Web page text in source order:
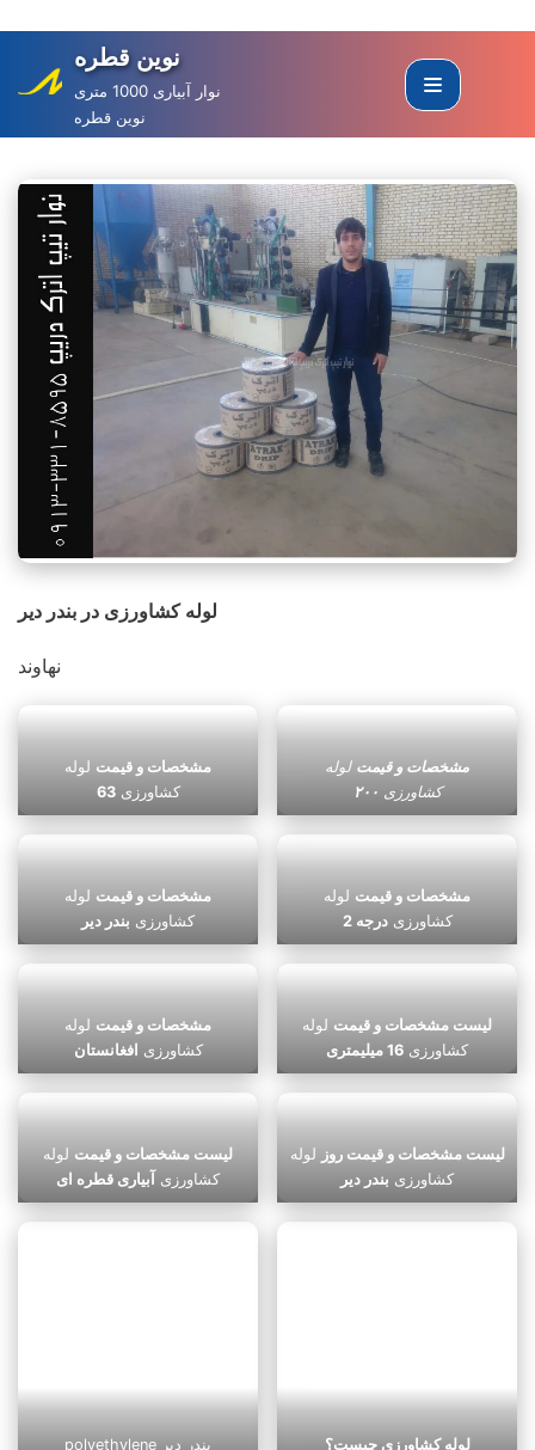
to
content
نوین قطره
نوار آبیاری 1000 متری
نوین قطره
لوله کشاورزی در بندر دیر
نهاوند
مشخصات و قیمت لوله
کشاورزی63
مشخصات و قیمت لوله
کشاورزی ۲۰۰
مشخصات و قیمت لوله
کشاورزی بندر دیر
مشخصات و قیمت لوله
کشاورزیدرجه 2
مشخصات و قیمت لوله
کشاورزی افغانستان
لیست مشخصات و قیمت لوله
کشاورزی 16 میلیمتری
لیست مشخصات و قیمت لوله
کشاورزی
آبیاری قطره ای
لیست مشخصات و قیمت روز
لوله
کشاورزی بندر دیر
polyethylene بندر دیر لوله کشاورزی چیست؟